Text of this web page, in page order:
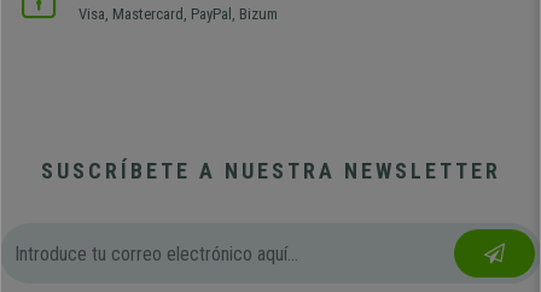
Visa, Mastercard, PayPal, Bizum
SUSCRÍBETE A NUESTRA NEWSLETTER